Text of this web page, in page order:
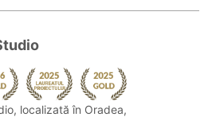
localizată în Oradea,